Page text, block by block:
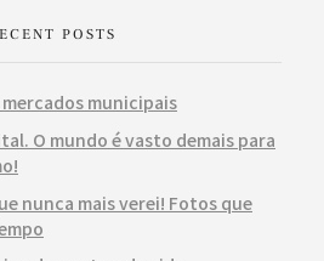
POSTS
municipais
O mundo é vasto demais para
nunca mais verei! Fotos que